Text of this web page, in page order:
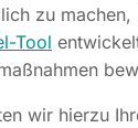
zu machen,
Tool
wir hierzu